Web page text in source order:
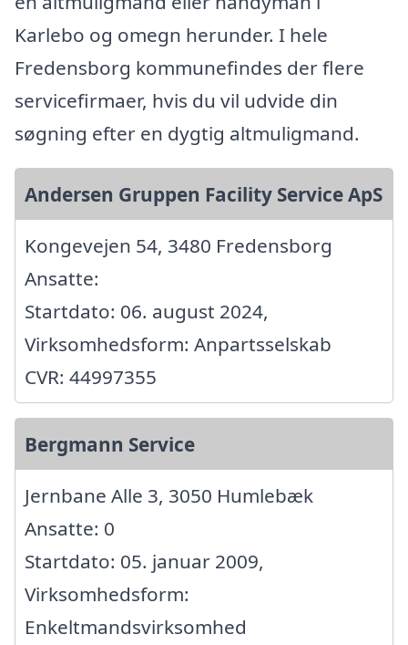
Karlebo og omegn herunder. I hele
Fredensborg kommunefindes der flere
servicefirmaer, hvis du vil udvide din
søgning efter en dygtig altmuligmand.
Andersen Gruppen Facility Service ApS
Kongevejen 54, 3480 Fredensborg
Ansatte:
Startdato: 06. august 2024,
Virksomhedsform: Anpartsselskab
CVR: 44997355
Bergmann Service
Jernbane Alle 3, 3050 Humlebæk
Ansatte: 0
Startdato: 05. januar 2009,
Virksomhedsform:
Enkeltmandsvirksomhed